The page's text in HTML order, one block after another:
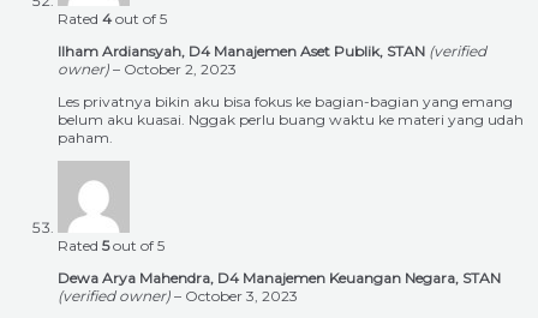
Rated 4 out of 5
Ilham Ardiansyah, D4 Manajemen Aset Publik, STAN (verified
owner) – October 2, 2023
Les privatnya bikin aku bisa fokus ke bagian-bagian yang emang
belum aku kuasai. Nggak perlu buang waktu ke materi yang udah
paham.
Rated 5out of 5
Dewa Arya Mahendra, D4 Manajemen Keuangan Negara, STAN
(verified owner) – October 3, 2023